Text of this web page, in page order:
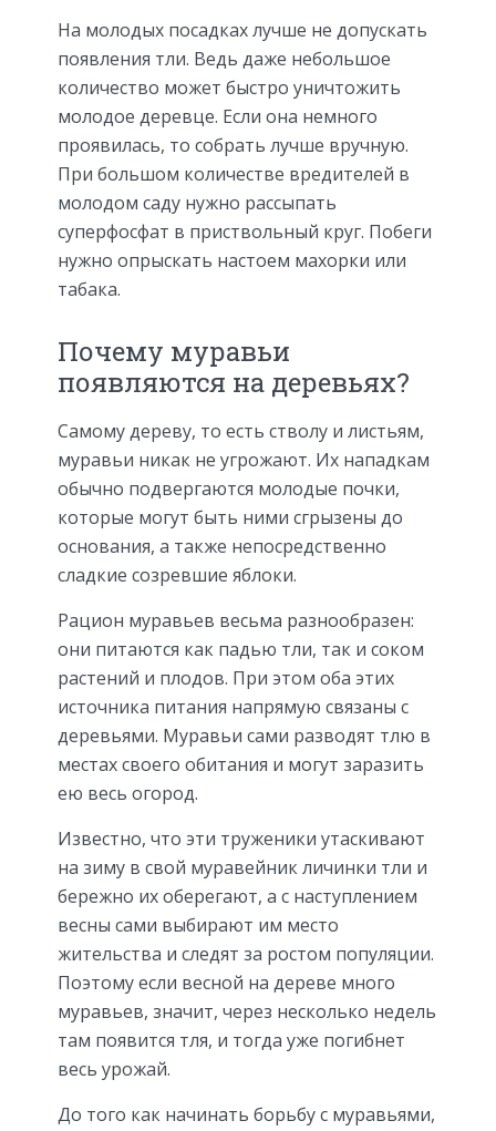
На молодых посадках лучше не допускать
появления тли. Ведь даже небольшое
количество может быстро уничтожить
молодое деревце. Если она немного
проявилась, то собрать лучше вручную.
При большом количестве вредителей в
молодом саду нужно рассыпать
суперфосфат в приствольный круг. Побеги
нужно опрыскать настоем махорки или
табака.
Почему муравьи
появляются на деревьях?
Самому дереву, то есть стволу и листьям,
муравьи никак не угрожают. Их нападкам
обычно подвергаются молодые почки,
которые могут быть ними сгрызены до
основания, а также непосредственно
сладкие созревшие яблоки.
Рацион муравьев весьма разнообразен:
они питаются как падью тли, так и соком
растений и плодов. При этом оба этих
источника питания напрямую связаны с
деревьями. Муравьи сами разводят тлю в
местах своего обитания и могут заразить
ею весь огород.
Известно, что эти труженики утаскивают
на зиму в свой муравейник личинки тли и
бережно их оберегают, а с наступлением
весны сами выбирают им место
жительства и следят за ростом популяции.
Поэтому если весной на дереве много
муравьев, значит, через несколько недель
там появится тля, и тогда уже погибнет
весь урожай.
До того как начинать борьбу с муравьями,